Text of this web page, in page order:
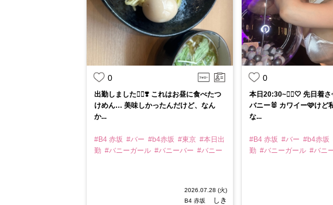
0
出勤しました👯‍♀️❣️ これはお昼に食べたつ
けめん… 美味しかったんだけど、なん
か...
#B4 赤坂 #バー #b4赤坂 #東京 #本日出
勤 #バニーガール #バニーバー #バニー
2026.07.28 (火)
B4 赤坂
しき
0
本日20:30~👯‍♀️🤍 先日着
バニー🐰 カワイー🩷けど
な...
#B4 赤坂 #バー #b4赤坂
勤 #バニーガール #バニ